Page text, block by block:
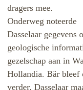
dragers mee.
Onderweg noteerde
Dasselaar gegevens
geologische
gezelschap aan in
Hollandia. Bär bleef
verder. Dasselaar